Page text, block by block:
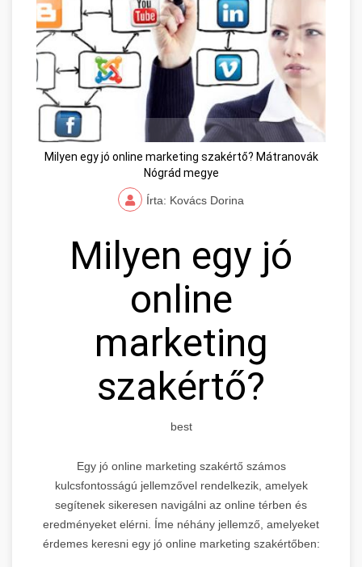
Milyen egy jó online marketing szakértő? Mátranovák
Nógrád megye
Írta: Kovács Dorina
Milyen egy jó
online
marketing
szakértő?
best
Egy jó online marketing szakértő számos
kulcsfontosságú jellemzővel rendelkezik, amelyek
segítenek sikeresen navigálni az online térben és
eredményeket elérni. Íme néhány jellemző, amelyeket
érdemes keresni egy jó online marketing szakértőben: